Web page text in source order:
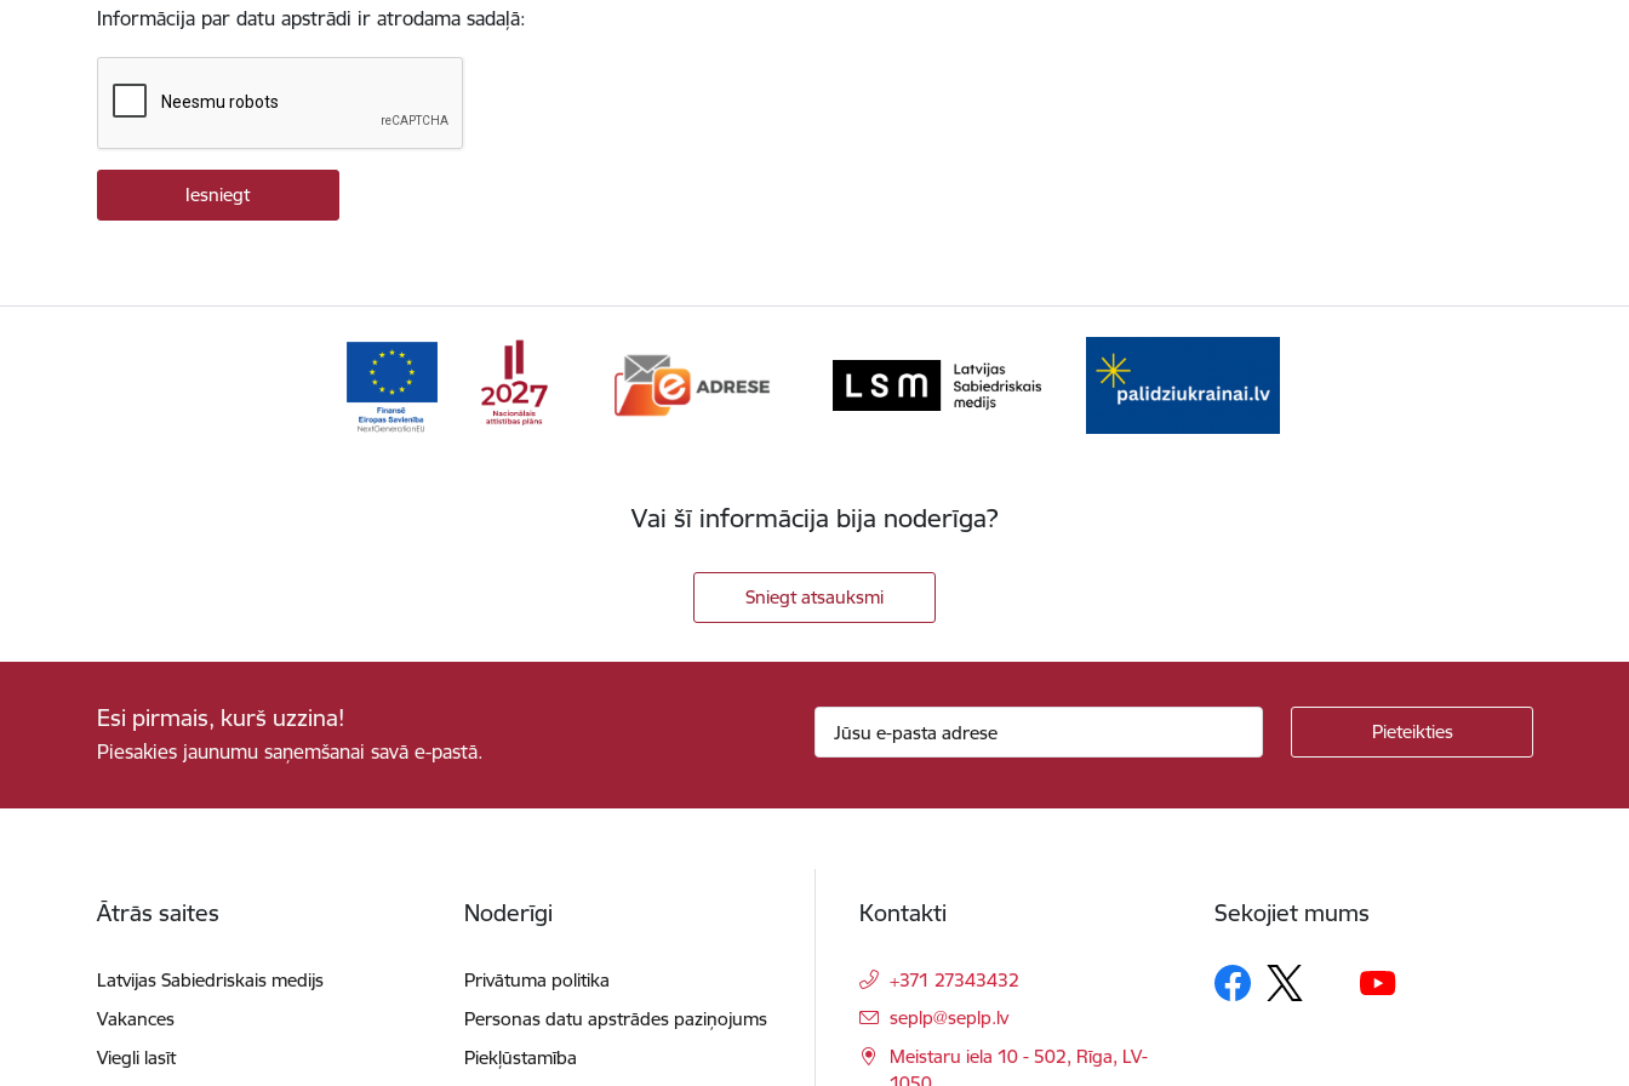
Informācija par datu apstrādi ir atrodama sadaļā:
Vai šī informācija bija noderīga?
Sniegt atsauksmi
Esi pirmais, kurš uzzina!
Piesakies jaunumu saņemšanai savā e-pastā.
Ātrās saites
Latvijas Sabiedriskais medijs
Vakances
Viegli lasīt
Noderīgi
Privātuma politika
Personas datu apstrādes paziņojums
Piekļūstamība
Kontakti
+371 27343432
E-pasts:
seplp@seplp.lv
Meistaru iela 10 - 502, Rīga, LV-
Sekojiet mums